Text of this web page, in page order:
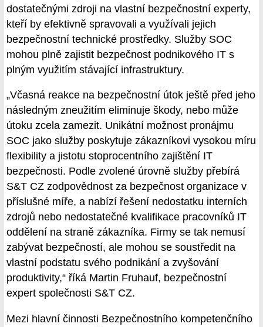
dostatečnými zdroji na vlastní bezpečnostní experty,
kteří by efektivně spravovali a využívali jejich
bezpečnostní technické prostředky. Služby SOC
mohou plně zajistit bezpečnost podnikového IT s
plným využitím stávající infrastruktury.
„Včasná reakce na bezpečnostní útok ještě před jeho
následným zneužitím eliminuje škody, nebo může
útoku zcela zamezit. Unikátní možnost pronájmu
SOC jako služby poskytuje zákazníkovi vysokou míru
flexibility a jistotu stoprocentního zajištění IT
bezpečnosti. Podle zvolené úrovně služby přebírá
S&T CZ zodpovědnost za bezpečnost organizace v
příslušné míře, a nabízí řešení nedostatku interních
zdrojů nebo nedostatečné kvalifikace pracovníků IT
oddělení na straně zákazníka. Firmy se tak nemusí
zabývat bezpečností, ale mohou se soustředit na
vlastní podstatu svého podnikání a zvyšování
produktivity,“ říká Martin Fruhauf, bezpečnostní
expert společnosti S&T CZ.
Mezi hlavní činnosti Bezpečnostního kompetenčního